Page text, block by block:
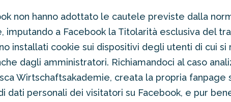
non hanno adottato le cautele previste dalla
imputando a Facebook la Titolarità esclusiva del
installati cookie sui dispositivi degli utenti di cui
dagli amministratori. Richiamandoci al caso
Wirtschaftsakademie, creata la propria fanpage
personali dei visitatori su Facebook, e pur